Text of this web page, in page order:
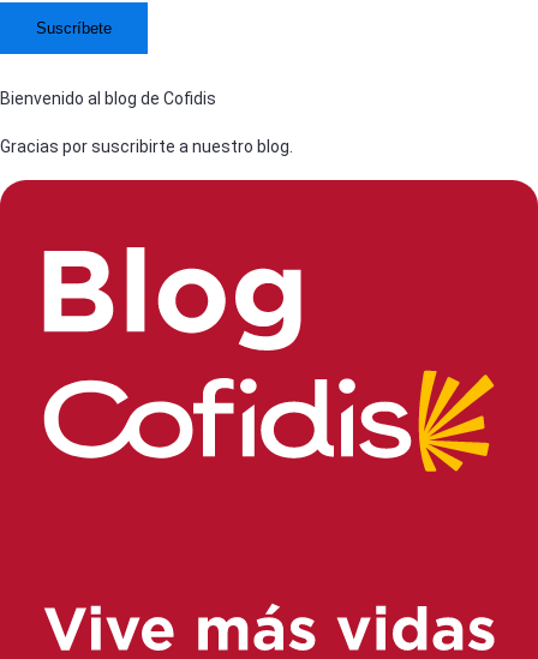
Bienvenido al blog de Cofidis
Gracias por suscribirte a nuestro blog.